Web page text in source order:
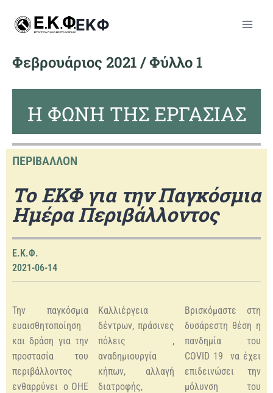
ΕΚΦ
Φεβρουάριος 2021 / Φύλλο 1
Η ΦΩΝΗ ΤΗΣ ΕΡΓΑΣΙΑΣ
ΠΕΡΙΒΑΛΛΟΝ
Το ΕΚΦ για την Παγκόσμια
Ημέρα Περιβάλλοντος
Ε.Κ.Φ.
2021-06-14
Την παγκόσμια
ευαισθητοποίηση
και δράση για την
προστασία του
περιβάλλοντος
ενθαρρύνει ο ΟΗΕ
Καλλιέργεια
δέντρων, πράσινες
πόλεις ,
αναδημιουργία
κήπων, αλλαγή
διατροφής,
Βρισκόμαστε στη
δυσάρεστη θέση η
πανδημία του
COVID 19 να έχει
επιδεινώσει την
μόλυνση του